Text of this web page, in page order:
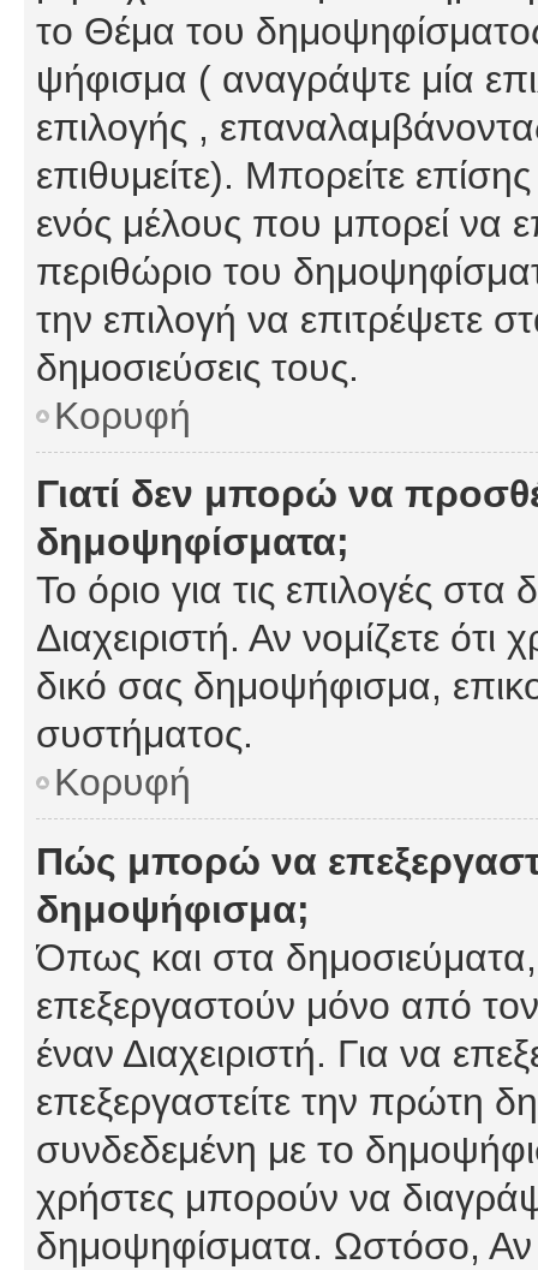
το Θέμα του
ψήφισμα ( αναγράψτε μία
επιλογής ,
επιθυμείτε). Μπορείτε
ενός μέλους που μπορεί να
περιθώριο του
την επιλογή να επιτρέψετε
δημοσιεύσεις τους.
Κορυφή
Γιατί δεν μπορώ να
δημοψηφίσματα;
Το όριο για τις επιλογές
Διαχειριστή. Αν νομίζετε ότι
δικό σας δημοψήφισμα,
συστήματος.
Κορυφή
Πώς μπορώ να
δημοψήφισμα;
Όπως και στα
επεξεργαστούν μόνο από
έναν Διαχειριστή. Για να
επεξεργαστείτε την πρώτη
συνδεδεμένη με το
χρήστες μπορούν να
δημοψηφίσματα. Ωστόσο, Αν